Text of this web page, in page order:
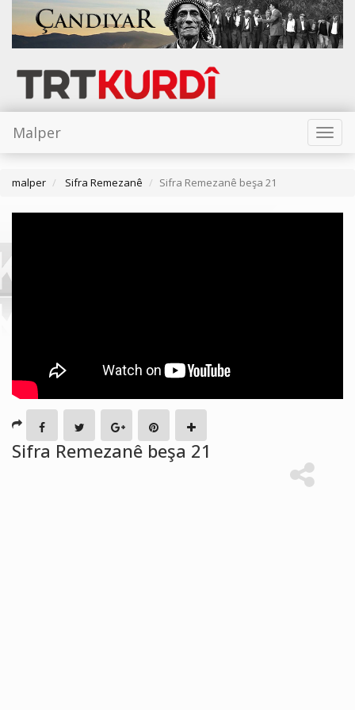
Toggle
Malper
malper Sifra Remezanê Sifra Remezanê beşa 21
Sifra Remezanê beşa 21